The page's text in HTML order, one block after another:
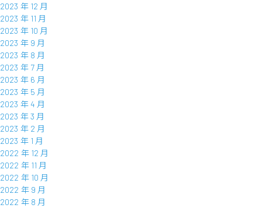
2023 年 12 月
2023 年 11 月
2023 年 10 月
2023 年 9 月
2023 年 8 月
2023 年 7 月
2023 年 6 月
2023 年 5 月
2023 年 4 月
2023 年 3 月
2023 年 2 月
2023 年 1 月
2022 年 12 月
2022 年 11 月
2022 年 10 月
2022 年 9 月
2022 年 8 月